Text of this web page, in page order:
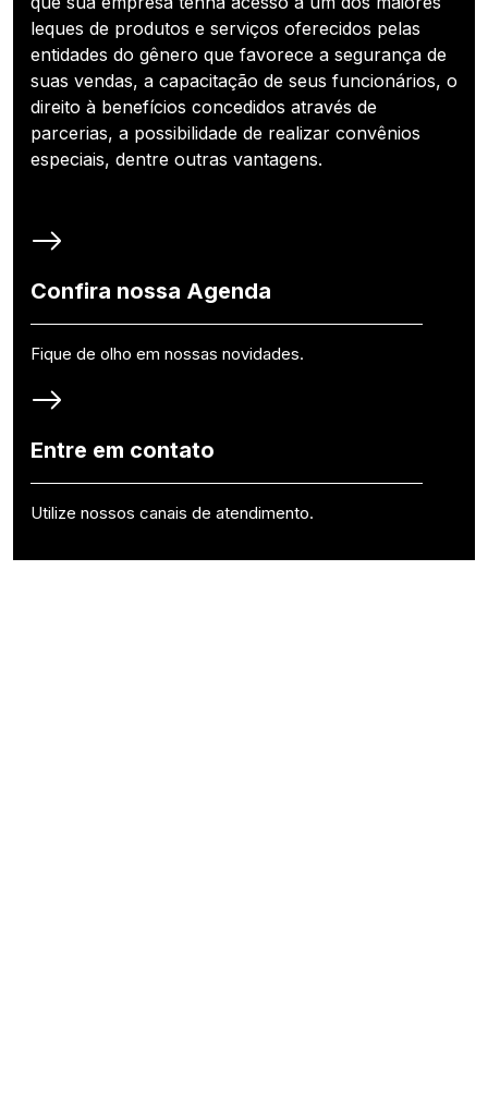
leques de produtos e serviços oferecidos pelas
entidades do gênero que favorece a segurança de
suas vendas, a capacitação de seus funcionários, o
direito à benefícios concedidos através de
parcerias, a possibilidade de realizar convênios
especiais, dentre outras vantagens.
Confira nossa Agenda
Fique de olho em nossas novidades.
Entre em contato
Utilize nossos canais de atendimento.